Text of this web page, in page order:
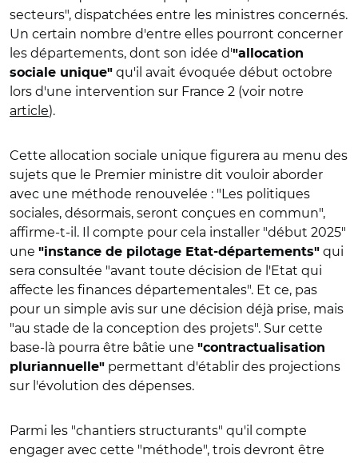
secteurs", dispatchées entre les ministres concernés.
Un certain nombre d'entre elles pourront concerner
les départements, dont son idée d'"allocation
sociale unique" qu'il avait évoquée début octobre
lors d'une intervention sur France 2 (voir notre
article).
Cette allocation sociale unique figurera au menu des
sujets que le Premier ministre dit vouloir aborder
avec une méthode renouvelée : "Les politiques
sociales, désormais, seront conçues en commun",
affirme-t-il. Il compte pour cela installer "début 2025"
une "instance de pilotage Etat-départements" qui
sera consultée "avant toute décision de l'Etat qui
affecte les finances départementales". Et ce, pas
pour un simple avis sur une décision déjà prise, mais
"au stade de la conception des projets". Sur cette
base-là pourra être bâtie une "contractualisation
pluriannuelle" permettant d'établir des projections
sur l'évolution des dépenses.
Parmi les "chantiers structurants" qu'il compte
engager avec cette "méthode", trois devront être